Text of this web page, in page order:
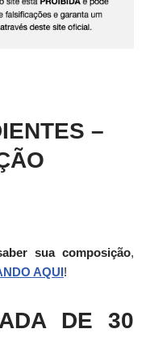
–
sua composição,
AQUI!
DE 30